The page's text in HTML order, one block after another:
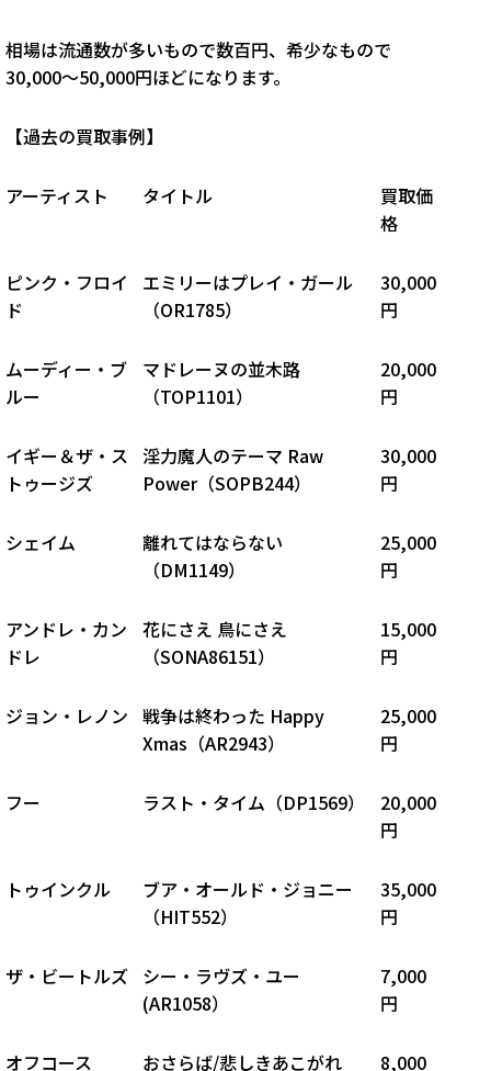
相場は流通数が多いもので数百円、希少なもので
30,000～50,000円ほどになります。
【過去の買取事例】
アーティスト タイトル
買取価
格
ピンク・フロイ
ド
エミリーはプレイ・ガール
（OR1785）
30,000
円
ムーディー・ブ
ルー
マドレーヌの並木路
（TOP1101）
20,000
円
イギー＆ザ・ス
トゥージズ
淫力魔人のテーマ Raw
Power（SOPB244）
30,000
円
シェイム
離れてはならない
（DM1149）
25,000
円
アンドレ・カン
ドレ
花にさえ 鳥にさえ
（SONA86151）
15,000
円
ジョン・レノン 戦争は終わった Happy
Xmas（AR2943）
25,000
円
フー ラスト・タイム（DP1569）
20,000
円
トゥインクル
ブア・オールド・ジョニー
（HIT552）
35,000
円
ザ・ビートルズ シー・ラヴズ・ユー
(AR1058）
7,000
円
オフコース おさらば/悲しきあこがれ 8,000